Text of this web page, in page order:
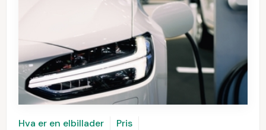
Hva er en elbillader
Pris